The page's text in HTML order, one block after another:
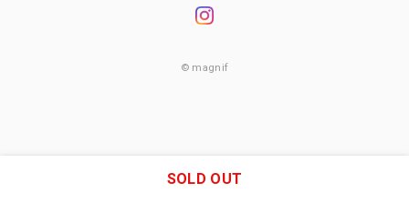
© magnif
SOLD OUT